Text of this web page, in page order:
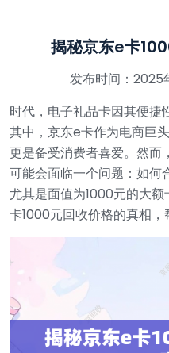
揭秘京东e卡
发布时间：2025
时代，电子礼品卡因其便捷
其中，京东e卡作为电商巨
更是备受消费者喜爱。然而
可能会面临一个问题：如何
尤其是面值为1000元的大
卡1000元回收价格的真相，